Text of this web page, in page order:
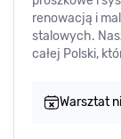
renowacją i
stalowych.
całej Polski,
Warsztat